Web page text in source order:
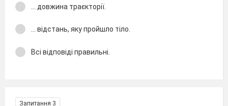
... довжина траєкторії.
... відстань, яку пройшло тіло.
Всі відповіді правильні.
Запитання 3